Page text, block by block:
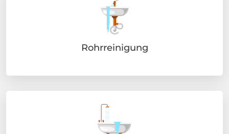
Rohrreinigung